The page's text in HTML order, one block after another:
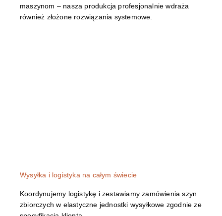
maszynom – nasza produkcja profesjonalnie wdraża
również złożone rozwiązania systemowe.
Wysyłka i logistyka na całym świecie
Koordynujemy logistykę i zestawiamy zamówienia szyn
zbiorczych w elastyczne jednostki wysyłkowe zgodnie ze